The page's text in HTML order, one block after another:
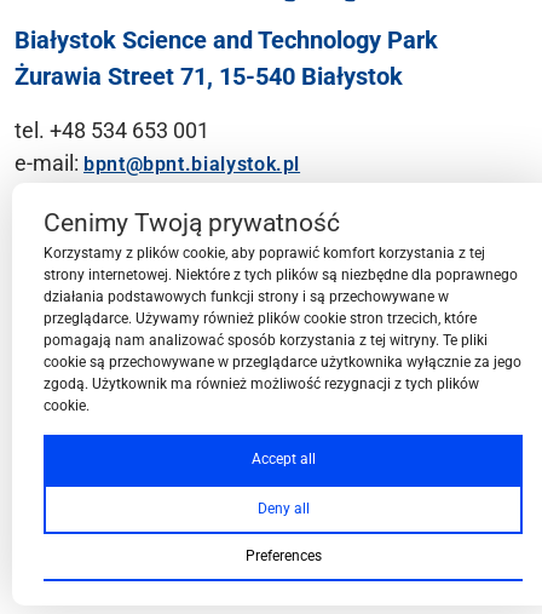
Białystok Science and Technology Park
Żurawia Street 71, 15-540 Białystok
tel. +48 534 653 001
e-mail: bpnt@bpnt.bialystok.pl
Contact
BPN-T Area
BPN-T Offer
Cenimy Twoją prywatność
Korzystamy z plików cookie, aby poprawić komfort korzystania z tej
strony internetowej. Niektóre z tych plików są niezbędne dla poprawnego
działania podstawowych funkcji strony i są przechowywane w
przeglądarce. Używamy również plików cookie stron trzecich, które
pomagają nam analizować sposób korzystania z tej witryny. Te pliki
cookie są przechowywane w przeglądarce użytkownika wyłącznie za jego
zgodą. Użytkownik ma również możliwość rezygnacji z tych plików
cookie.
Accept all
Deny all
Preferences